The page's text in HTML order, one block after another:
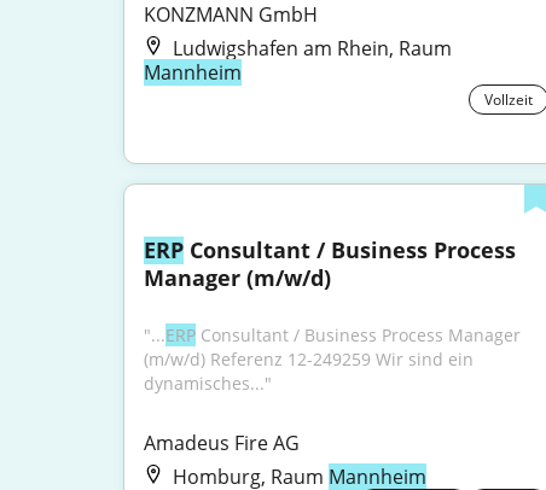
KONZMANN GmbH
Ludwigshafen am Rhein, Raum
Mannheim
Vollzeit
ERP Consultant / Business Process
Manager (m/w/d)
"...ERP Consultant / Business Process Manager
(m/w/d) Referenz 12-249259 Wir sind ein
dynamisches..."
Amadeus Fire AG
Homburg, Raum Mannheim